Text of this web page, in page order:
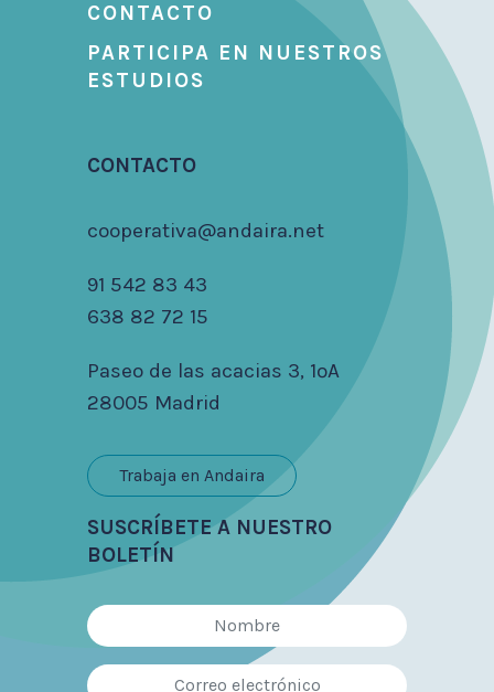
CONTACTO
PARTICIPA EN NUESTROS
ESTUDIOS
CONTACTO
cooperativa@andaira.net
91 542 83 43
638 82 72 15
Paseo de las acacias 3, 1ºA
28005 Madrid
Trabaja en Andaira
SUSCRÍBETE A NUESTRO
BOLETÍN